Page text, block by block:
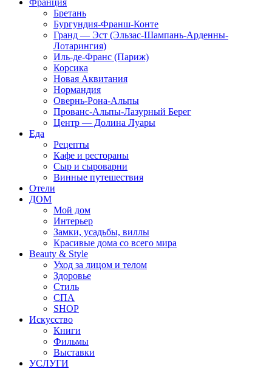
Франция
Бретань
Бургундия-Франш-Конте
Гранд — Эст (Эльзас-Шампань-Арденны-
Лотарингия)
Иль-де-Франс (Париж)
Корсика
Новая Аквитания
Нормандия
Овернь-Рона-Альпы
Прованс-Альпы-Лазурный Берег
Центр — Долина Луары
Еда
Рецепты
Кафе и рестораны
Сыр и сыроварни
Винные путешествия
Отели
ДОМ
Мой дом
Интерьер
Замки, усадьбы, виллы
Красивые дома со всего мира
Beauty & Style
Уход за лицом и телом
Здоровье
Стиль
СПА
SHOP
Искусство
Книги
Фильмы
Выставки
УСЛУГИ